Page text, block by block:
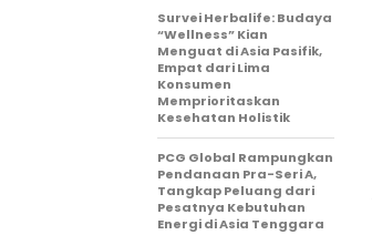
Survei Herbalife: Budaya
“Wellness” Kian
Menguat di Asia Pasifik,
Empat dari Lima
Konsumen
Memprioritaskan
Kesehatan Holistik
PCG Global Rampungkan
Pendanaan Pra-Seri A,
Tangkap Peluang dari
Pesatnya Kebutuhan
Energi di Asia Tenggara